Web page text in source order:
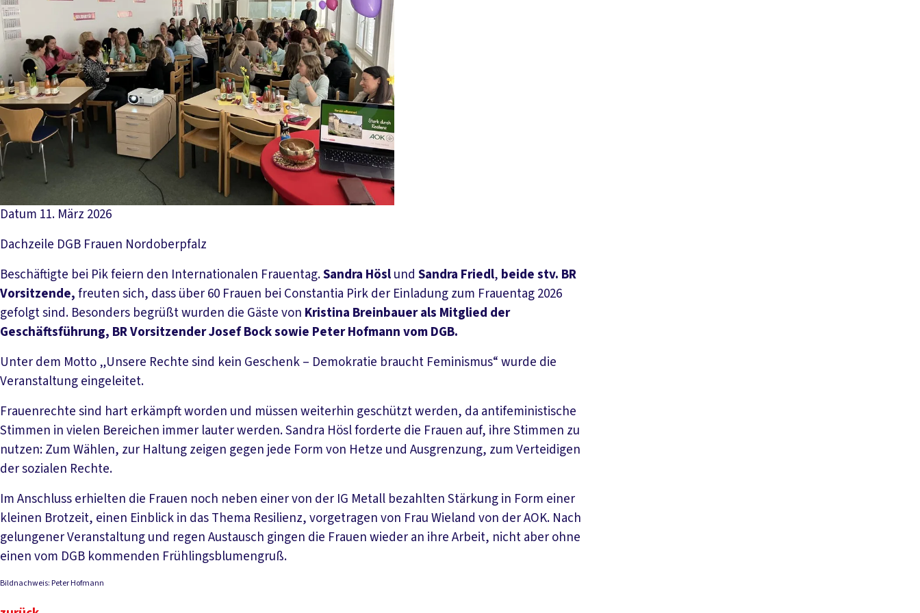
Datum 11. März 2026
Dachzeile DGB Frauen Nordoberpfalz
Beschäftigte bei Pik feiern den Internationalen Frauentag.Sandra Höslund Sandra Friedl, beide stv. BR
Vorsitzende,freuten sich, dass über 60 Frauen bei Constantia Pirk der Einladung zum Frauentag 2026
gefolgt sind. Besonders begrüßt wurden die Gäste von Kristina Breinbauer als Mitglied der
Geschäftsführung, BR Vorsitzender Josef Bock sowie Peter Hofmann vom DGB.
Unter dem Motto „Unsere Rechte sind kein Geschenk – Demokratie braucht Feminismus“ wurde die
Veranstaltung eingeleitet.
Frauenrechte sind hart erkämpft worden und müssen weiterhin geschützt werden, da antifeministische
Stimmen in vielen Bereichen immer lauter werden. Sandra Hösl forderte die Frauen auf, ihre Stimmen zu
nutzen: Zum Wählen, zur Haltung zeigen gegen jede Form von Hetze und Ausgrenzung, zum Verteidigen
der sozialen Rechte.
Im Anschluss erhielten die Frauen noch neben einer von der IG Metall bezahlten Stärkung in Form einer
kleinen Brotzeit, einen Einblick in das Thema Resilienz, vorgetragen von Frau Wieland von der AOK. Nach
gelungener Veranstaltung und regen Austausch gingen die Frauen wieder an ihre Arbeit, nicht aber ohne
einen vom DGB kommenden Frühlingsblumengruß.
Bildnachweis: Peter Hofmann